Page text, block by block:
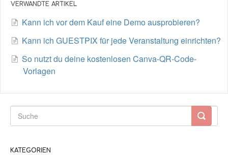
VERWANDTE ARTIKEL
Kann ich vor dem Kauf eine Demo ausprobieren?
Kann ich GUESTPIX für jede Veranstaltung einrichten?
So nutzt du deine kostenlosen Canva-QR-Code-
Vorlagen
KATEGORIEN